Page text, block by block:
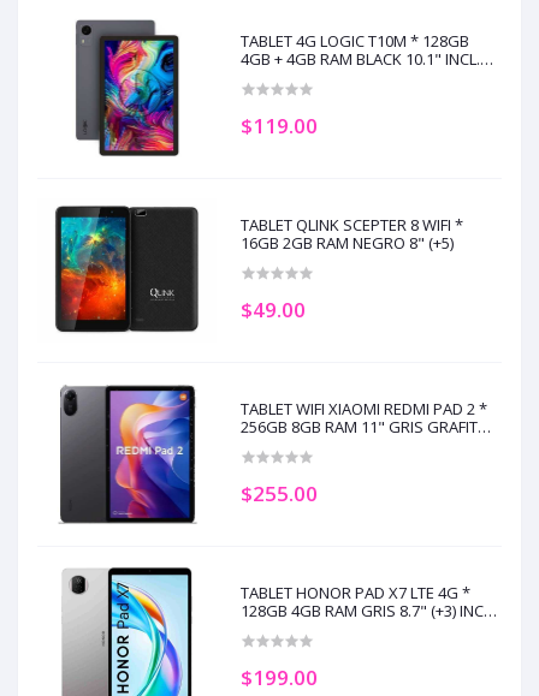
TABLET 4G LOGIC T10M * 128GB
4GB + 4GB RAM BLACK 10.1" INCL.
$119.00
TABLET QLINK SCEPTER 8 WIFI *
16GB 2GB RAM NEGRO 8" (+5)
$49.00
TABLET WIFI XIAOMI REDMI PAD 2 *
256GB 8GB RAM 11" GRIS GRAFITO
$255.00
TABLET HONOR PAD X7 LTE 4G *
128GB 4GB RAM GRIS 8.7" (+3) INCL.
$199.00